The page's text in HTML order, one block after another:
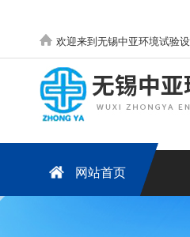
欢迎来到无锡中亚环境试验
网站首页